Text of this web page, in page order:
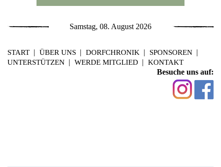
Samstag, 08. August 2026
START ÜBER UNS DORFCHRONIK
SPONSOREN
UNTERSTÜTZEN
WERDE MITGLIED KONTAKT
Besuche uns auf: